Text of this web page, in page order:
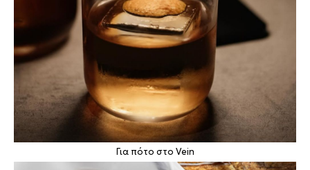
Για πότο στο Vein